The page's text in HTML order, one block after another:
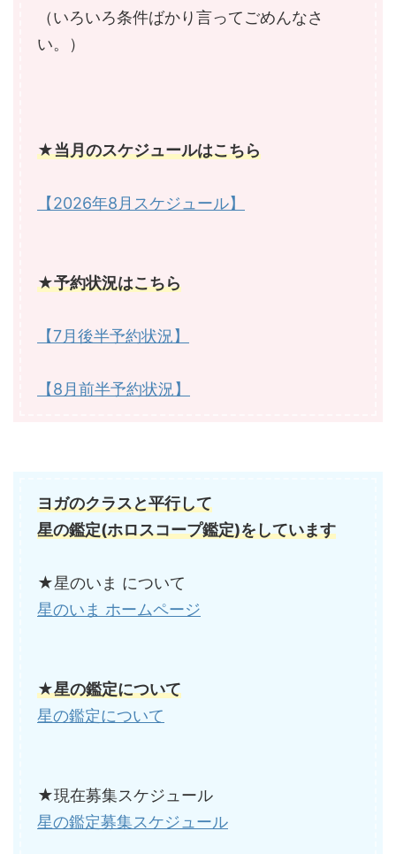
（いろいろ条件ばかり言ってごめんなさ
い。）
★当月のスケジュールはこちら
【2026年8月スケジュール】
★予約状況はこちら
【7月後半予約状況】
【8月前半予約状況】
ヨガのクラスと平行して
星の鑑定(ホロスコープ鑑定)をしています
★星のいま について
星のいま ホームページ
★星の鑑定について
星の鑑定について
★現在募集スケジュール
星の鑑定募集スケジュール